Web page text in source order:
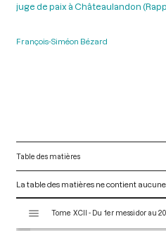
juge de paix à Châteaulandon
François-Siméon Bézard
Table des matières
La table des matières ne contient aucune